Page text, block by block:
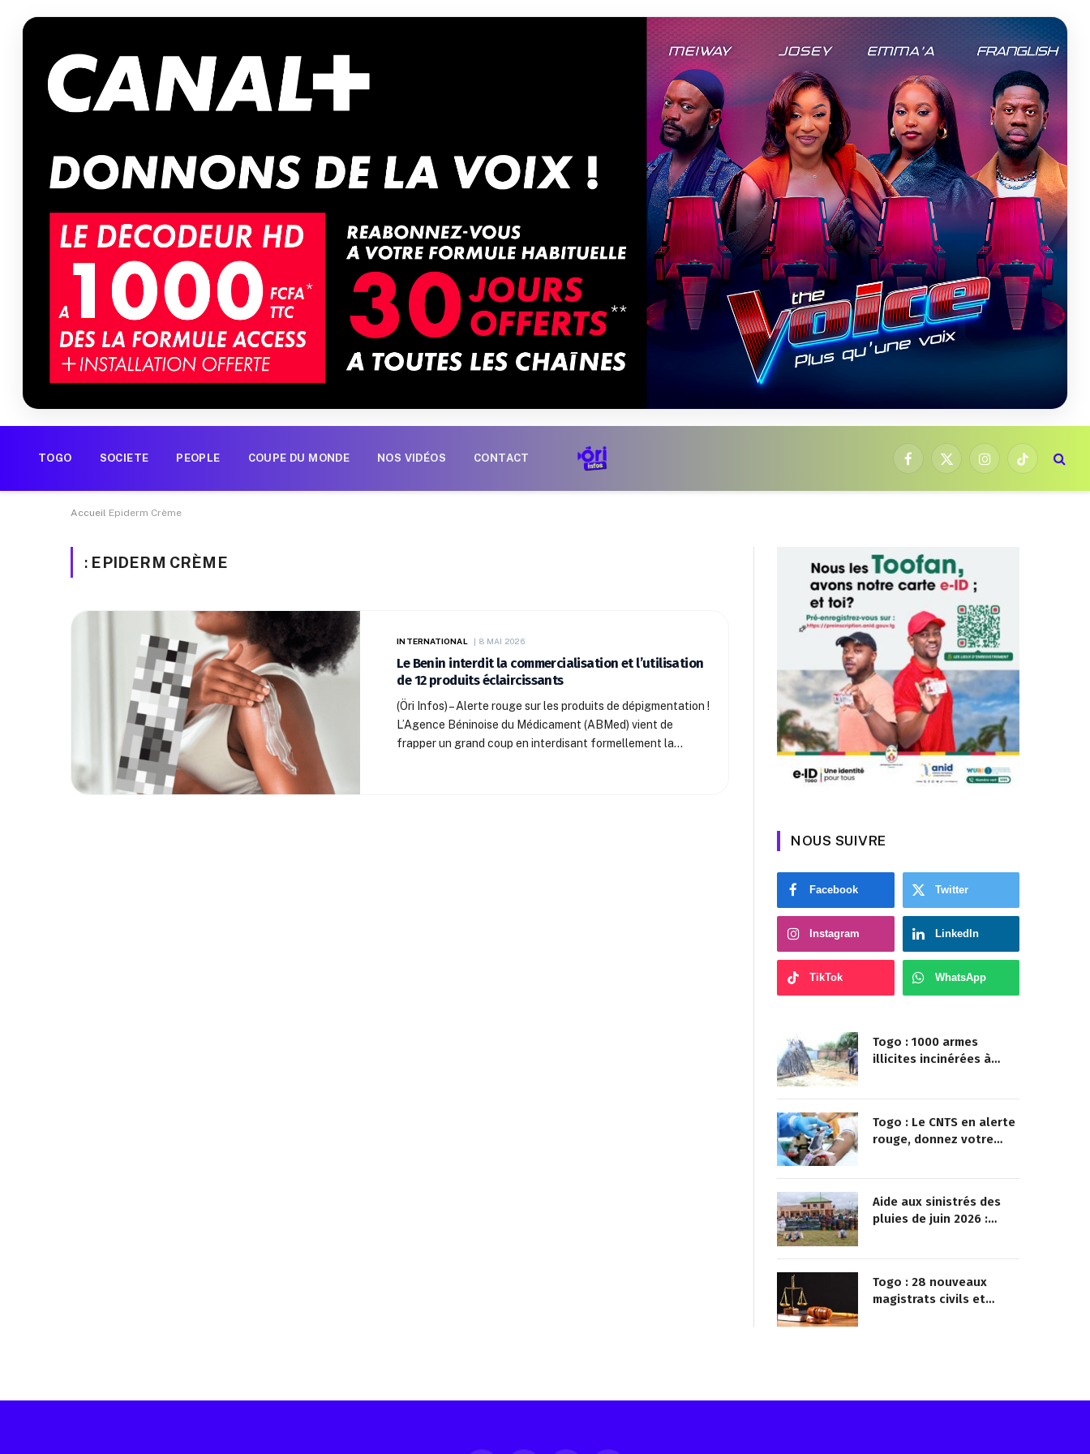
TOGO SOCIETE PEOPLE COUPE DU MONDE NOS VIDÉOS CONTACT
Facebook
X
InstagramTikTok
Accueil Epiderm Crème
: EPIDERM CRÈME
INTERNATIONAL 8 MAI 2026
Le Benin interdit la commercialisation et l’utilisation
de 12 produits éclaircissants
(Öri Infos) – Alerte rouge sur les produits de dépigmentation !
L’Agence Béninoise du Médicament (ABMed) vient de
frapper un grand coup en interdisant formellement la…
NOUS SUIVRE
Facebook Twitter
Instagram LinkedIn
TikTok WhatsApp
Togo : 1000 armes
illicites incinérées à
Togo : Le CNTS en alerte
rouge, donnez votre
Aide aux sinistrés des
pluies de juin 2026 :
Togo : 28 nouveaux
magistrats civils et